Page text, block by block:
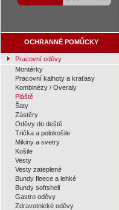
OCHRANNÉ POMŮCKY
Pracovní oděvy
Montérky
Pracovní kalhoty a kraťasy
Kombinézy / Overaly
Pláště
Šaty
Zástěry
Oděvy do deště
Trička a polokošile
Mikiny a svetry
Košile
Vesty
Vesty zateplené
Bundy fleece a lehké
Bundy softshell
Gastro oděvy
Zdravotnické oděvy